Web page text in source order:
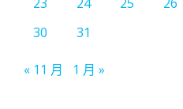
30
31
« 11 月 1 月 »